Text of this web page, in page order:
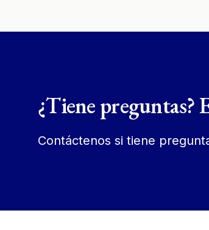
¿Tiene preguntas?
Contáctenos si tiene